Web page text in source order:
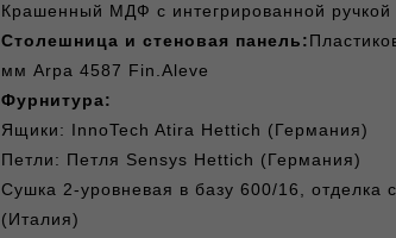
Крашенный МДФ с интегрированной ручкой
Столешница и стеновая панель:
мм Arpa 4587 Fin.Aleve
Фурнитура:
Ящики: InnoTech Atira Hettich (Германия)
Петли: Петля Sensys Hettich (Германия)
Сушка 2-уровневая в базу 600/16, отделка
(Италия)